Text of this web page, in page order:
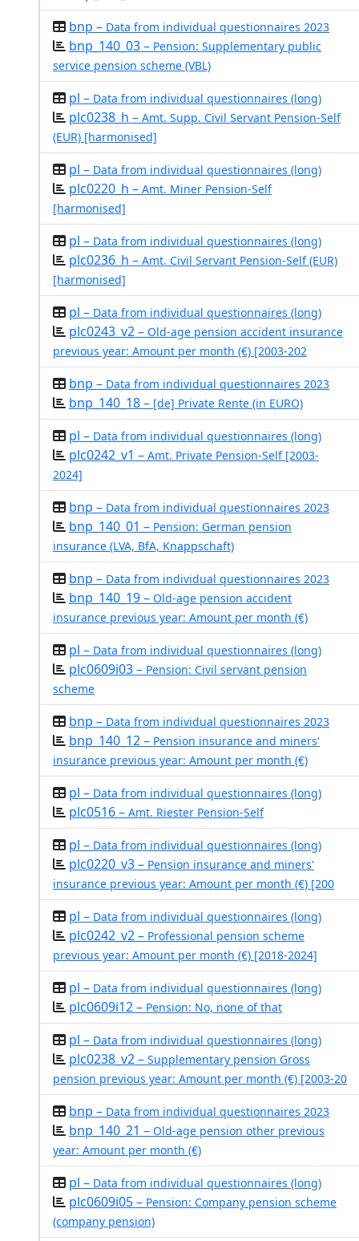
bnp – Data from individual questionnaires 2023
bnp_140_03 – Pension: Supplementary public
service pension scheme (VBL)
pl – Data from individual questionnaires (long)
plc0238_h – Amt. Supp. Civil Servant Pension-Self
(EUR) [harmonised]
pl – Data from individual questionnaires (long)
plc0220_h – Amt. Miner Pension-Self
[harmonised]
pl – Data from individual questionnaires (long)
plc0236_h – Amt. Civil Servant Pension-Self (EUR)
[harmonised]
pl – Data from individual questionnaires (long)
plc0243_v2 – Old-age pension accident insurance
previous year: Amount per month (€) [2003-202
bnp – Data from individual questionnaires 2023
bnp_140_18 – [de] Private Rente (in EURO)
pl – Data from individual questionnaires (long)
plc0242_v1 – Amt. Private Pension-Self [2003-
2024]
bnp – Data from individual questionnaires 2023
bnp_140_01 – Pension: German pension
insurance (LVA, BfA, Knappschaft)
bnp – Data from individual questionnaires 2023
bnp_140_19 – Old-age pension accident
insurance previous year: Amount per month (€)
pl – Data from individual questionnaires (long)
plc0609i03 – Pension: Civil servant pension
scheme
bnp – Data from individual questionnaires 2023
bnp_140_12 – Pension insurance and miners'
insurance previous year: Amount per month (€)
pl – Data from individual questionnaires (long)
plc0516 – Amt. Riester Pension-Self
pl – Data from individual questionnaires (long)
plc0220_v3 – Pension insurance and miners'
insurance previous year: Amount per month (€) [200
pl – Data from individual questionnaires (long)
plc0242_v2 – Professional pension scheme
previous year: Amount per month (€) [2018-2024]
pl – Data from individual questionnaires (long)
plc0609i12 – Pension: No, none of that
pl – Data from individual questionnaires (long)
plc0238_v2 – Supplementary pension Gross
pension previous year: Amount per month (€) [2003-20
bnp – Data from individual questionnaires 2023
bnp_140_21 – Old-age pension other previous
year: Amount per month (€)
pl – Data from individual questionnaires (long)
plc0609i05 – Pension: Company pension scheme
(company pension)